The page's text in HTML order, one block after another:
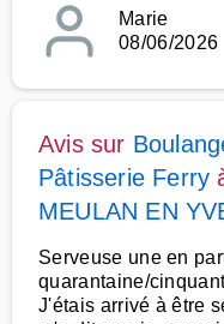
Marie
08/06/2026
Avis sur
Pâtisserie Ferry
MEULAN EN
Serveuse une en
quarantaine/
J'étais arrivé à être